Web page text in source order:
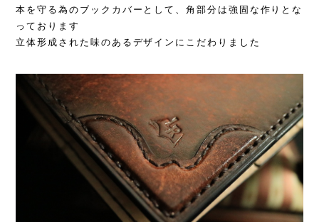
本を守る為のブックカバーとして、角部分は強固な作りとな
っております
立体形成された味のあるデザインにこだわりました